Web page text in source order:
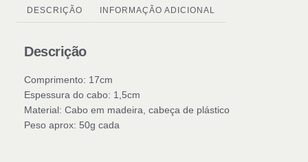
DESCRIÇÃO INFORMAÇÃO ADICIONAL
Descrição
Comprimento: 17cm
Espessura do cabo: 1,5cm
Material: Cabo em madeira, cabeça de plástico
Peso aprox: 50g cada